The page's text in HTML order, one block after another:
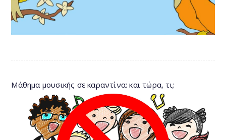
Μάθημα μουσικής σε καραντίνα: και τώρα, τι;